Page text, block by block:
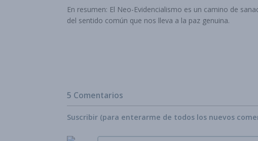
En resumen: El Neo-Evidencialismo es un camino de
del sentido común que nos lleva a la paz genuina.
5 Comentarios
Suscribir (para enterarme de todos los nuevos